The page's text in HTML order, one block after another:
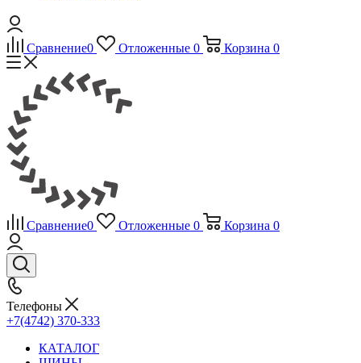
Сравнение0 Отложенные 0 Корзина 0
Сравнение0 Отложенные 0 Корзина 0
Телефоны
+7(4742) 370-333
КАТАЛОГ